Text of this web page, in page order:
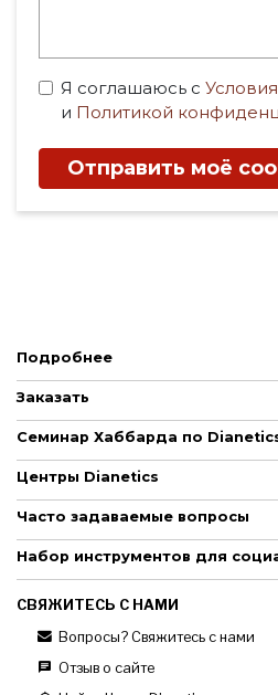
Я соглашаюсь с
и Политикой
Отправить моё
Подробнее
Заказать
Семинар Хаббарда по
Центры Dianetics
Часто задаваемые вопросы
Набор инструментов для
СВЯЖИТЕСЬ С НАМИ
Вопросы? Свяжитесь с нами
Отзыв о сайте